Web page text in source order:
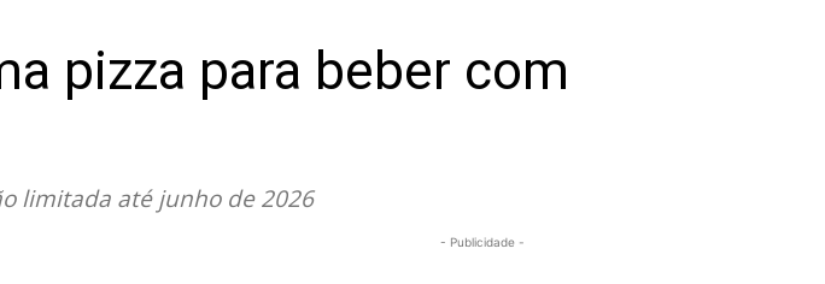
pizza para beber com
limitada até junho de 2026
- Publicidade -